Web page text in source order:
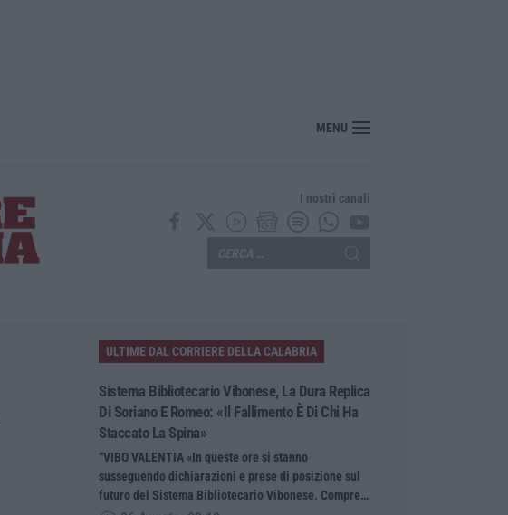
La rivista “America Journals” celebra lo stilista Anton Giulio Grande
MENU
I nostri canali
ULTIME DAL CORRIERE DELLA CALABRIA
Sistema Bibliotecario Vibonese, La Dura Replica
Di Soriano E Romeo: «Il Fallimento È Di Chi Ha
Staccato La Spina»
“VIBO VALENTIA «In queste ore si stanno
susseguendo dichiarazioni e prese di posizione sul
futuro del Sistema Bibliotecario Vibonese. Compre…